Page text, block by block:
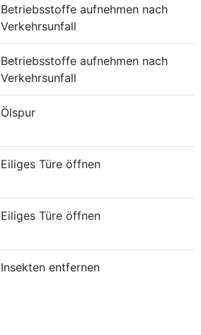
Betriebsstoffe aufnehmen nach
Verkehrsunfall
Betriebsstoffe aufnehmen nach
Verkehrsunfall
Ölspur
Eiliges Türe öffnen
Eiliges Türe öffnen
Insekten entfernen